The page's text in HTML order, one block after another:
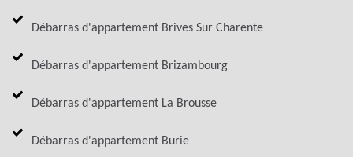
Débarras d'appartement Brives Sur Charente
Débarras d'appartement Brizambourg
Débarras d'appartement La Brousse
Débarras d'appartement Burie